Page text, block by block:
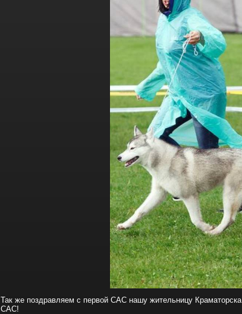
Так же поздравляем с первой САС нашу жительницу Краматорска
САС!